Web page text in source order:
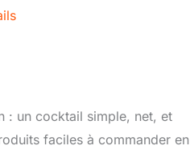
: un cocktail simple, net, et
faciles à commander en